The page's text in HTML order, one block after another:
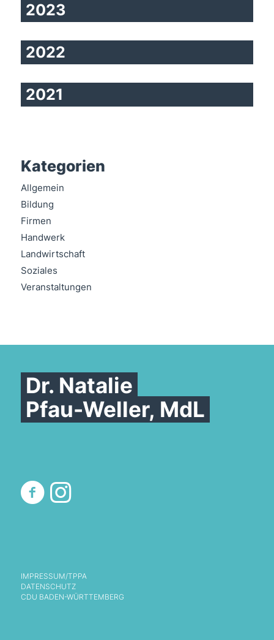
2023
2022
2021
Kategorien
Allgemein
Bildung
Firmen
Handwerk
Landwirtschaft
Soziales
Veranstaltungen
Dr. Natalie
Pfau-Weller, MdL
IMPRESSUM/TPPA
DATENSCHUTZ
CDU BADEN-WÜRTTEMBERG